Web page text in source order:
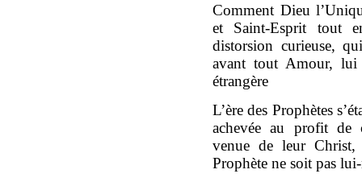
Comment Dieu
et Saint-Esprit tout
distorsion curieuse,
avant tout Amour, lui
étrangère
L’ère des Prophètes
achevée au profit de
venue de leur
Prophète ne soit pas